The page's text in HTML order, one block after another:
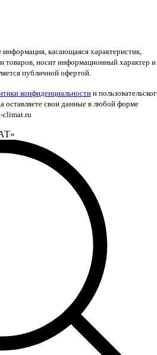
информация, касающаяся характеристик,
товаров, носит информационный характер и
публичной офертой.
конфиденциальности и
оставляете свои данные в любой форме
climat.ru